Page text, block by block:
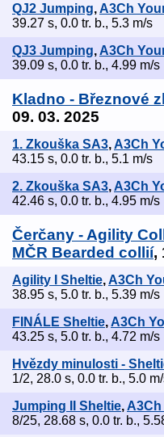
QJ2 Jumping,A3Ch
39.27 s, 0.0 tr. b., 5.3 m/s
QJ3 Jumping, A3Ch
39.09 s, 0.0 tr. b., 4.99 m/s
Kladno - Březnové
09. 03. 2025
1. Zkouška SA3,A3Ch
43.15 s, 0.0 tr. b., 5.1 m/s
2. Zkouška SA3, A3Ch
42.46 s, 0.0 tr. b., 4.95 m/s
Čerčany - Agility
MČR Bearded collií,
Agility I Sheltie,A3Ch
38.95 s, 5.0 tr. b., 5.39 m/s
FINÁLE Sheltie, A3Ch
43.25 s, 5.0 tr. b., 4.72 m/s
Hvězdy minulosti -
1/2, 28.0 s, 0.0 tr. b., 5.0
Jumping II Sheltie,
8/25, 28.68 s, 0.0 tr. b.,